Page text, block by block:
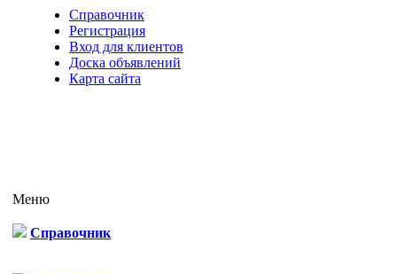
Справочник
Регистрация
Вход для клиентов
Доска объявлений
Карта сайта
Меню
Справочник